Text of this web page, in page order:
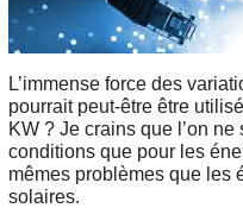
L’immense force des
pourrait peut-être être
KW ? Je crains que l’on
conditions que pour les
mêmes problèmes que les
solaires.